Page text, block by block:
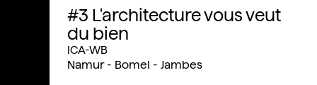
#3 L'architecture vous veut
du bien
ICA-WB
Namur - Bomel - Jambes